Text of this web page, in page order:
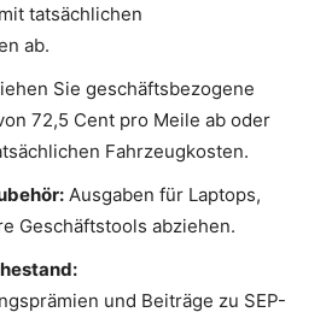
tatsächlichen
ab.
Sie geschäftsbezogene
72,5 Cent pro Meile ab oder
Fahrzeugkosten.
Ausgaben für Laptops,
Geschäftstools abziehen.
und Beiträge zu SEP-